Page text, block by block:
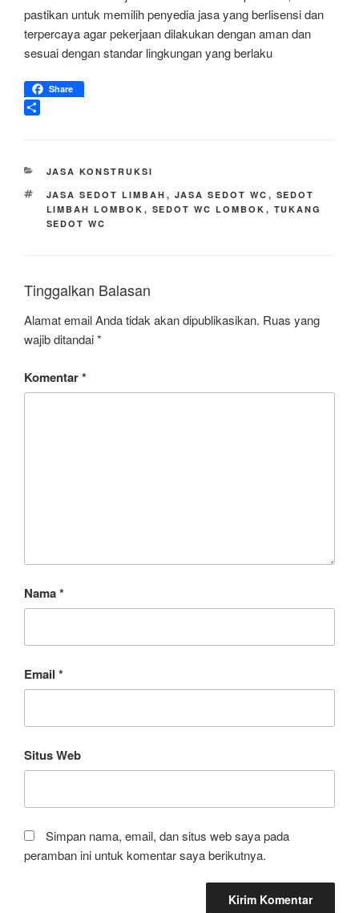
pastikan untuk memilih penyedia jasa yang berlisensi dan
terpercaya agar pekerjaan dilakukan dengan aman dan
sesuai dengan standar lingkungan yang berlaku
Share
r
e
KATEGORI
JASA KONSTRUKSI
TAG
JASA SEDOT LIMBAH , JASA SEDOT WC , SEDOT
LIMBAH LOMBOK , SEDOT WC LOMBOK , TUKANG
SEDOT WC
Tinggalkan Balasan
Alamat email Anda tidak akan dipublikasikan. Ruas yang
wajib ditandai*
Komentar*
Nama*
Email *
Situs Web
Simpan nama, email, dan situs web saya pada
peramban ini untuk komentar saya berikutnya.